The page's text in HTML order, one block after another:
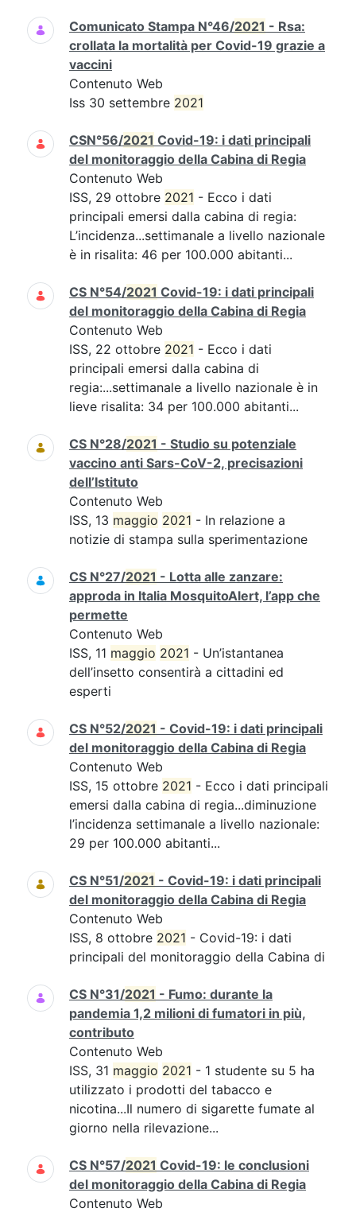
Comunicato Stampa N°46/2021 - Rsa:
crollata la mortalità per Covid-19 grazie a
vaccini
Contenuto Web
Iss 30 settembre 2021
CSN°56/2021 Covid-19: i dati principali
del monitoraggio della Cabina di Regia
Contenuto Web
ISS, 29 ottobre 2021 - Ecco i dati
principali emersi dalla cabina di regia:
L’incidenza...settimanale a livello nazionale
è in risalita: 46 per 100.000 abitanti...
CS N°54/2021 Covid-19: i dati principali
del monitoraggio della Cabina di Regia
Contenuto Web
ISS, 22 ottobre 2021 - Ecco i dati
principali emersi dalla cabina di
regia:...settimanale a livello nazionale è in
lieve risalita: 34 per 100.000 abitanti...
CS N°28/2021 - Studio su potenziale
vaccino anti Sars-CoV-2, precisazioni
dell’Istituto
Contenuto Web
ISS, 13 maggio 2021 - In relazione a
notizie di stampa sulla sperimentazione
CS N°27/2021 - Lotta alle zanzare:
approda in Italia MosquitoAlert, l’app che
permette
Contenuto Web
ISS, 11 maggio 2021 - Un’istantanea
dell’insetto consentirà a cittadini ed
esperti
CS N°52/2021 - Covid-19: i dati principali
del monitoraggio della Cabina di Regia
Contenuto Web
ISS, 15 ottobre 2021 - Ecco i dati principali
emersi dalla cabina di regia...diminuzione
l’incidenza settimanale a livello nazionale:
29 per 100.000 abitanti...
CS N°51/2021 - Covid-19: i dati principali
del monitoraggio della Cabina di Regia
Contenuto Web
ISS, 8 ottobre 2021 - Covid-19: i dati
principali del monitoraggio della Cabina di
CS N°31/2021 - Fumo: durante la
pandemia 1,2 milioni di fumatori in più,
contributo
Contenuto Web
ISS, 31 maggio 2021 - 1 studente su 5 ha
utilizzato i prodotti del tabacco e
nicotina...Il numero di sigarette fumate al
giorno nella rilevazione...
CS N°57/2021 Covid-19: le conclusioni
del monitoraggio della Cabina di Regia
Contenuto Web